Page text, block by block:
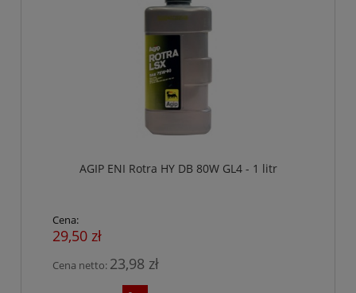
AGIP ENI Rotra HY DB 80W GL4 - 1 litr
Cena:
29,50 zł
Cena netto: 23,98 zł